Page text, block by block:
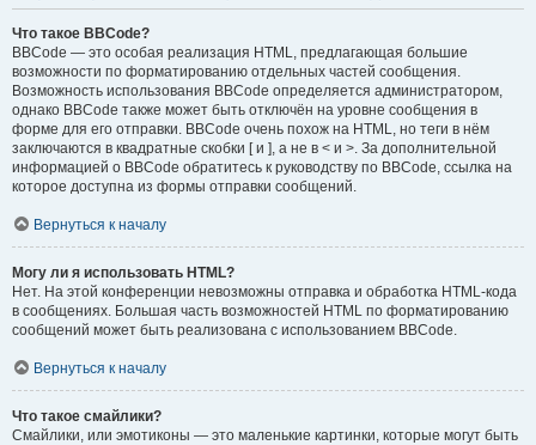
Что такое BBCode?
BBCode — это особая реализация HTML, предлагающая большие
возможности по форматированию отдельных частей сообщения.
Возможность использования BBCode определяется администратором,
однако BBCode также может быть отключён на уровне сообщения в
форме для его отправки. BBCode очень похож на HTML, но теги в нём
заключаются в квадратные скобки [ и ], а не в < и >. За дополнительной
информацией о BBCode обратитесь к руководству по BBCode, ссылка на
которое доступна из формы отправки сообщений.
Вернуться к началу
Могу ли я использовать HTML?
Нет. На этой конференции невозможны отправка и обработка HTML-кода
в сообщениях. Большая часть возможностей HTML по форматированию
сообщений может быть реализована с использованием BBCode.
Вернуться к началу
Что такое смайлики?
Смайлики, или эмотиконы — это маленькие картинки, которые могут быть